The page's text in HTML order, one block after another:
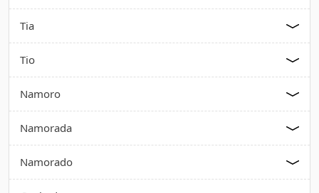
Tia
Tio
Namoro
Namorada
Namorado